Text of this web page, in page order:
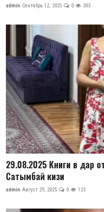
admin Сентябрь 12, 2025 0 303
29.08.2025 Книги в дар
Сатымбай кизи
admin Август 29, 2025 0 123